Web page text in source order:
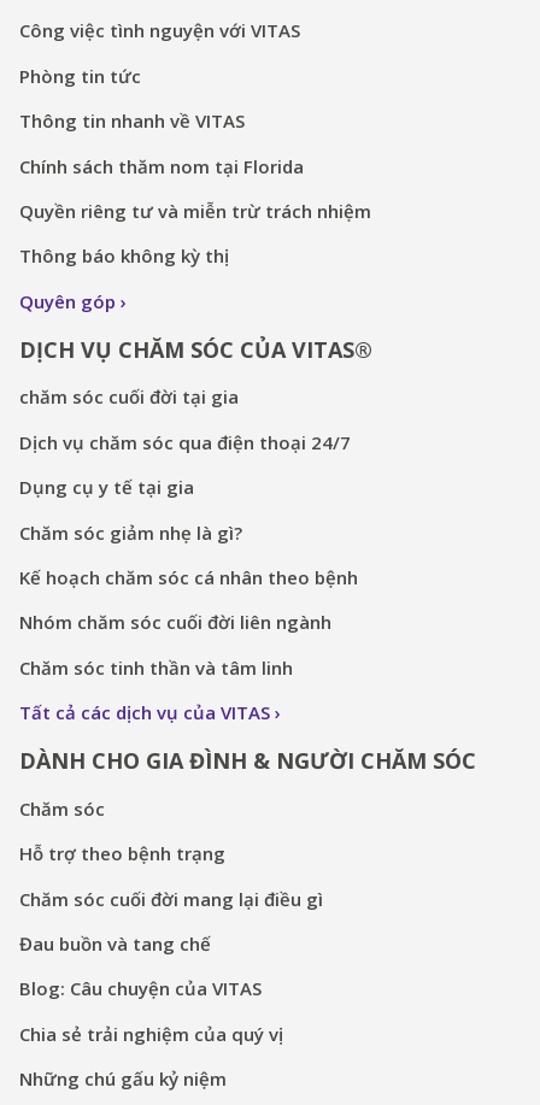
Công việc tình nguyện với VITAS
Phòng tin tức
Thông tin nhanh về VITAS
Chính sách thăm nom tại Florida
Quyền riêng tư và miễn trừ trách nhiệm
Thông báo không kỳ thị
Quyên góp
DỊCH VỤ CHĂM SÓC CỦA VITAS®
chăm sóc cuối đời tại gia
Dịch vụ chăm sóc qua điện thoại 24/7
Dụng cụ y tế tại gia
Chăm sóc giảm nhẹ là gì?
Kế hoạch chăm sóc cá nhân theo bệnh
Nhóm chăm sóc cuối đời liên ngành
Chăm sóc tinh thần và tâm linh
Tất cả các dịch vụ của VITAS
DÀNH CHO GIA ĐÌNH & NGƯỜI CHĂM SÓC
Chăm sóc
Hỗ trợ theo bệnh trạng
Chăm sóc cuối đời mang lại điều gì
Đau buồn và tang chế
Blog: Câu chuyện của VITAS
Chia sẻ trải nghiệm của quý vị
Những chú gấu kỷ niệm